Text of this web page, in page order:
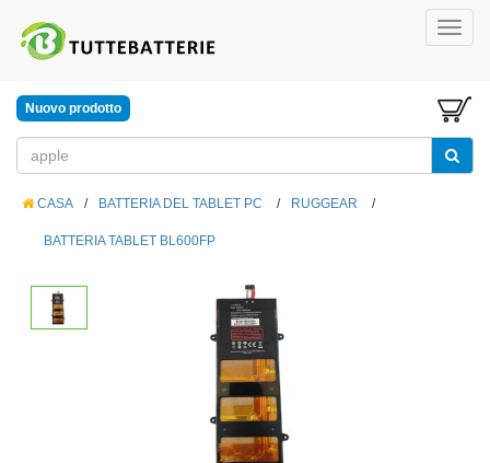
Nuovo prodotto
CASA / BATTERIA DEL TABLET PC / RUGGEAR /
BATTERIA TABLET BL600FP